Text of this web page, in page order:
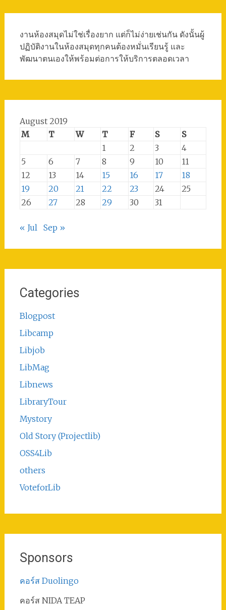
งานห้องสมุดไม่ใช่เรื่องยาก แต่ก็ไม่ง่ายเช่นกัน ดังนั้นผู้
ปฏิบัติงานในห้องสมุดทุกคนต้องหมั่นเรียนรู้ และ
พัฒนาตนเองให้พร้อมต่อการให้บริการตลอดเวลา
August 2019
M
T W T F S
S
1
2 3
4
5
6 7 8 9 10
11
12
13 14 15 16 17
18
19
20 21 22 23 24
25
26
27 28 29 30 31
« Jul Sep »
Categories
Blogpost
Libcamp
Libjob
LibMag
Libnews
LibraryTour
Mystory
Old Story (Projectlib)
OSS4Lib
others
VoteforLib
Sponsors
คอร์ส Duolingo
คอร์ส NIDA TEAP